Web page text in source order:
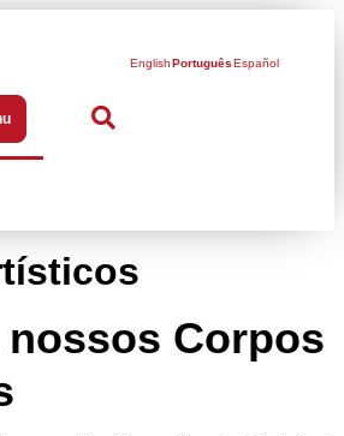
menu de navegação
EnglishPortuguêsEspañol
nossos Corpos